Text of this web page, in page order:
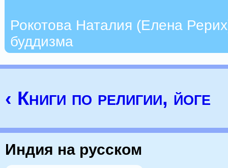
Рокотова Наталия (Елена
буддизма
‹ Книги по религии, йоге
Индия на русском